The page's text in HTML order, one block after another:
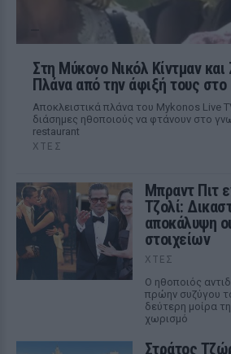
Στη Μύκονο Νικόλ Κίντμαν και
Πλάνα από την άφιξή τους
Αποκλειστικά πλάνα του Mykonos Live
διάσημες ηθοποιούς να φτάνουν στο
restaurant
ΧΤΕΣ
Μπραντ Πιτ
Τζολί:
αποκάλυψη
στοιχείων
ΧΤΕΣ
Ο ηθοποιός
πρώην συζύγου
δεύτερη μοίρα
χωρισμό
Στράτος